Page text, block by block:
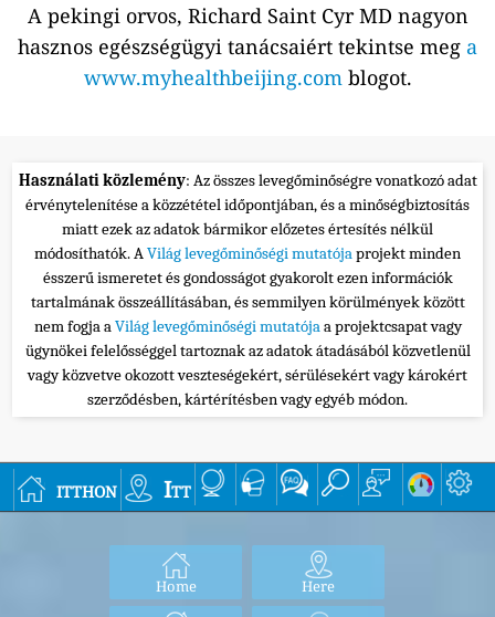
A pekingi orvos, Richard Saint Cyr MD nagyon
hasznos egészségügyi tanácsaiért tekintse meg a
www.myhealthbeijing.comblogot.
Használati közlemény: Az összes levegőminőségre vonatkozó adat
érvénytelenítése a közzététel időpontjában, és a minőségbiztosítás
miatt ezek az adatok bármikor előzetes értesítés nélkül
módosíthatók. AVilág levegőminőségi mutatójaprojekt minden
ésszerű ismeretet és gondosságot gyakorolt ezen információk
tartalmának összeállításában, és semmilyen körülmények között
nem fogja aVilág levegőminőségi mutatójaa projektcsapat vagy
ügynökei felelősséggel tartoznak az adatok átadásából közvetlenül
vagy közvetve okozott veszteségekért, sérülésekért vagy károkért
szerződésben, kártérítésben vagy egyéb módon.
itthon Itt
Home Here